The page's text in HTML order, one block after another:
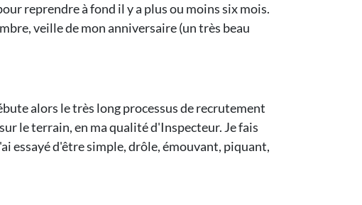
reprendre à fond il y a plus ou moins six mois.
veille de mon anniversaire (un très beau
alors le très long processus de recrutement
le terrain, en ma qualité d'Inspecteur. Je fais
essayé d'être simple, drôle, émouvant, piquant,